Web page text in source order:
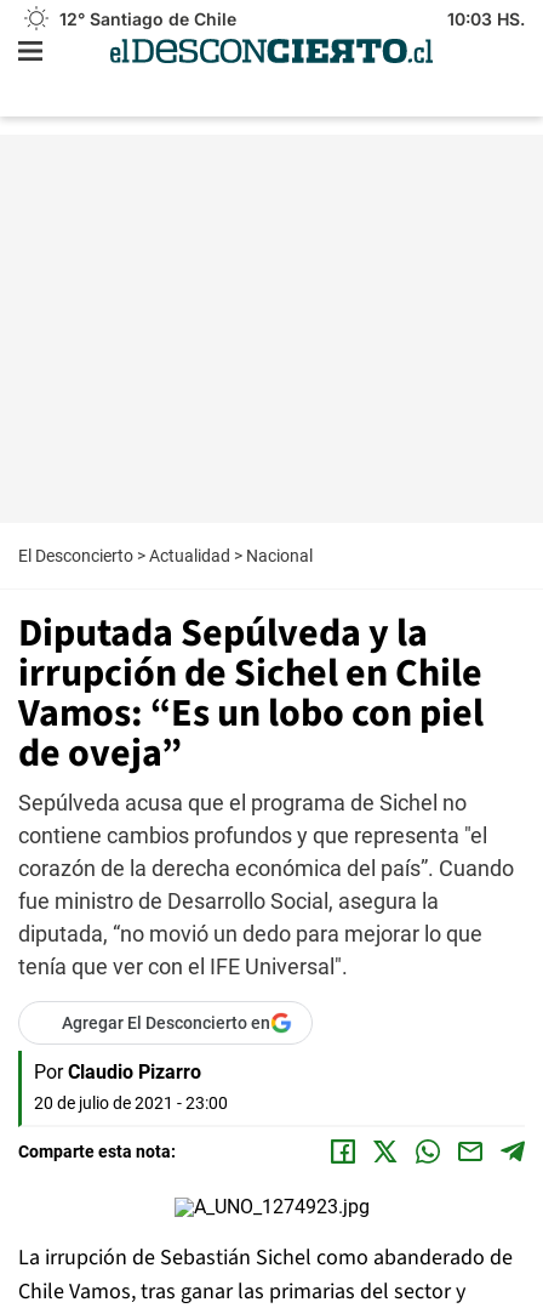
12° Santiago de Chile 10:03 HS.
El Desconcierto >Actualidad > Nacional
Diputada Sepúlveda y la
irrupción de Sichel en Chile
Vamos: “Es un lobo con piel
de oveja”
Sepúlveda acusa que el programa de Sichel no
contiene cambios profundos y que representa "el
corazón de la derecha económica del país”. Cuando
fue ministro de Desarrollo Social, asegura la
diputada, “no movió un dedo para mejorar lo que
tenía que ver con el IFE Universal".
Agregar El Desconcierto en
Por Claudio Pizarro
20 de julio de 2021 - 23:00
Comparte esta nota:
La irrupción de Sebastián Sichel como abanderado de
Chile Vamos, tras ganar las primarias del sector y